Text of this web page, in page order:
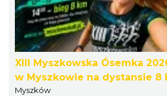
XIII Myszkowska Ósemka
w Myszkowie na dystansie 8
Myszków